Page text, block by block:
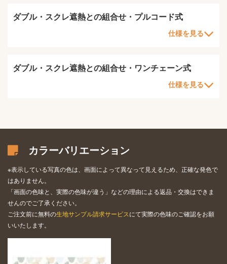
ダブル・スクレ遮熱との組合せ・プルコード式
仕様を見る
ダブル・スクレ遮熱との組合せ・ワンチェーン式
仕様を見る
カラーバリエーション
※表示している写真の色は、画面によって異なって見えるため、正確な発色で
はありません。
「画面の色味と、実際の色味が違う」などの理由による返品・交換はできま
せんのでご了承ください。
ご注文前に無料の生地サンプル請求サービスにて実際の色味のご確認をお願
いいたします。